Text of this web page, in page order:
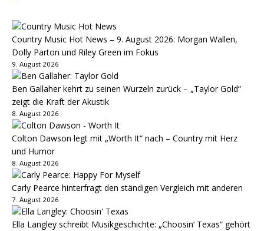
Country Music Hot News – 9. August 2026: Morgan Wallen,
Dolly Parton und Riley Green im Fokus
9. August 2026
Ben Gallaher kehrt zu seinen Wurzeln zurück – „Taylor Gold“
zeigt die Kraft der Akustik
8. August 2026
Colton Dawson legt mit „Worth It“ nach – Country mit Herz
und Humor
8. August 2026
Carly Pearce hinterfragt den ständigen Vergleich mit anderen
7. August 2026
Ella Langley schreibt Musikgeschichte: „Choosin‘ Texas“ gehört